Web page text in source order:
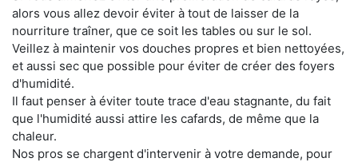
alors vous allez devoir éviter à tout de laisser de la
nourriture traîner, que ce soit les tables ou sur le sol.
Veillez à maintenir vos douches propres et bien nettoyées,
et aussi sec que possible pour éviter de créer des foyers
d'humidité.
Il faut penser à éviter toute trace d'eau stagnante, du fait
que l'humidité aussi attire les cafards, de même que la
chaleur.
Nos pros se chargent d'intervenir à votre demande, pour